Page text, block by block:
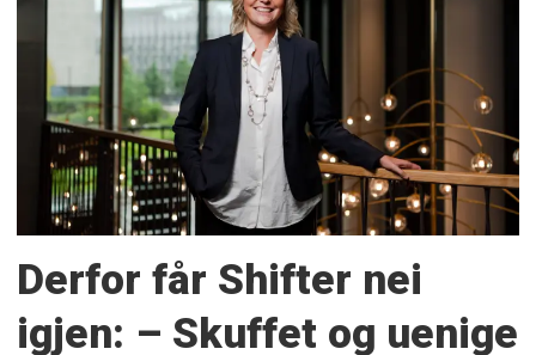
Derfor får Shifter nei
igjen: – Skuffet og uenige